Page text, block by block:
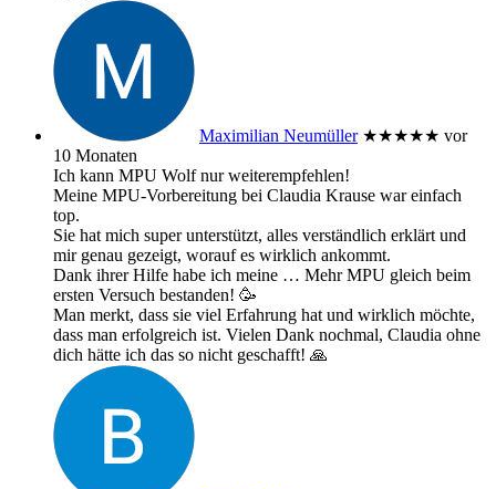
Maximilian Neumüller ★★★★★ vor
10 Monaten
Ich kann MPU Wolf nur weiterempfehlen!
Meine MPU-Vorbereitung bei Claudia Krause war einfach
top.
Sie hat mich super unterstützt, alles verständlich erklärt und
mir genau gezeigt, worauf es wirklich ankommt.
Dank ihrer Hilfe habe ich meine … MehrMPU gleich beim
ersten Versuch bestanden! 🥳
Man merkt, dass sie viel Erfahrung hat und wirklich möchte,
dass man erfolgreich ist. Vielen Dank nochmal, Claudia ohne
dich hätte ich das so nicht geschafft! 🙏